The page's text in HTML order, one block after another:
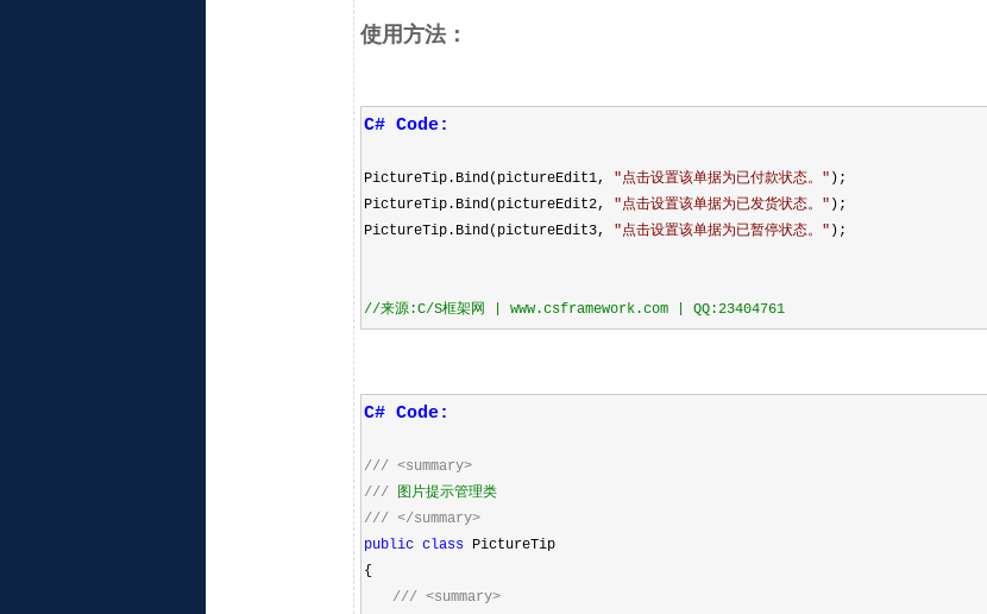
使用方法：
C# Code:
PictureTip.Bind(pictureEdit1, "点击设置该单据为已付款状态。 " );
PictureTip.Bind(pictureEdit2,
"点击设置该单据为已发货状态。 " );
PictureTip.Bind(pictureEdit3,
"点击设置该单据为已暂停状态。 " );
//来源:C/S框架网 | www.csframework.com | QQ:23404761
C# Code:
/// <summary>
/// 图片提示管理类
/// </summary>
public classPictureTip
{
/// <summary>